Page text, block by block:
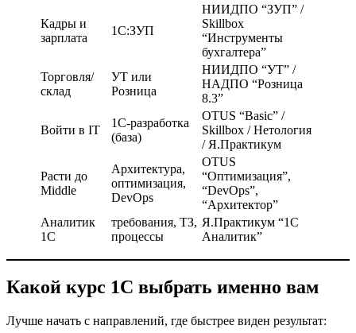
Кадры и
зарплата
1С:ЗУП
НИИДПО “ЗУП” /
Skillbox
“Инструменты
бухгалтера”
Торговля/
склад
УТ или
Розница
НИИДПО “УТ” /
НАДПО “Розница
8.3”
Войти в IT
1С-разработка
(база)
OTUS “Basic” /
Skillbox / Нетология
/ Я.Практикум
Расти до
Middle
Архитектура,
оптимизация,
DevOps
OTUS
“Оптимизация”,
“DevOps”,
“Архитектор”
Аналитик
1С
требования, ТЗ,
процессы
Я.Практикум “1С
Аналитик”
Какой курс 1С выбрать именно вам
Лучше начать с направлений, где быстрее виден результат: